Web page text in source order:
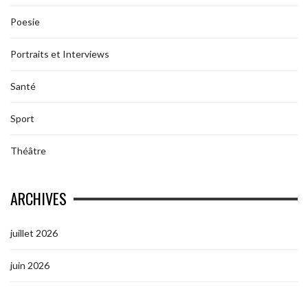
Poesie
Portraits et Interviews
Santé
Sport
Théâtre
ARCHIVES
juillet 2026
juin 2026